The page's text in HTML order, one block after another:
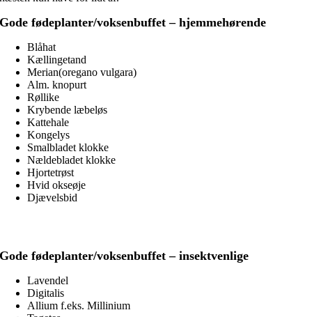
Gode fødeplanter/voksenbuffet – hjemmehørende
Blåhat
Kællingetand
Merian(oregano vulgara)
Alm. knopurt
Røllike
Krybende læbeløs
Kattehale
Kongelys
Smalbladet klokke
Nældebladet klokke
Hjortetrøst
Hvid okseøje
Djævelsbid
Gode fødeplanter/voksenbuffet – insektvenlige
Lavendel
Digitalis
Allium f.eks. Millinium